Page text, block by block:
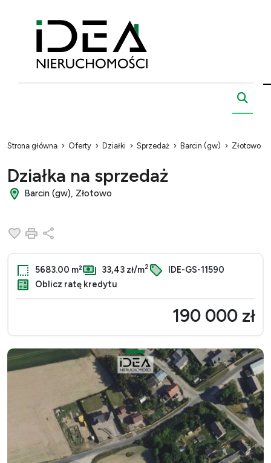
Strona główna Oferty Działki Sprzedaż Barcin (gw) Złotowo
Działka na sprzedaż
Barcin (gw), Złotowo
Dodaj do ulubionych
Drukuj
5683.00 m² 33,43 zł/m2
IDE-GS-11590
Oblicz ratę kredytu
190 000 zł